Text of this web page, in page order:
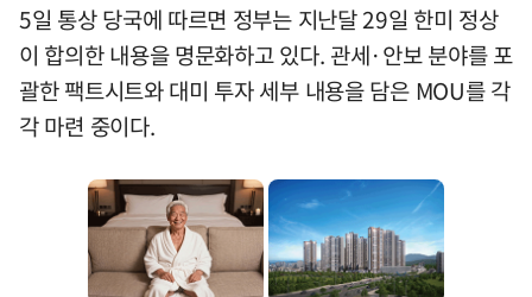
5일 통상 당국에 따르면 정부는 지난달 29일 한미 정상
이 합의한 내용을 명문화하고 있다. 관세·안보 분야를 포
괄한 팩트시트와 대미 투자 세부 내용을 담은 MOU를 각
각 마련 중이다.